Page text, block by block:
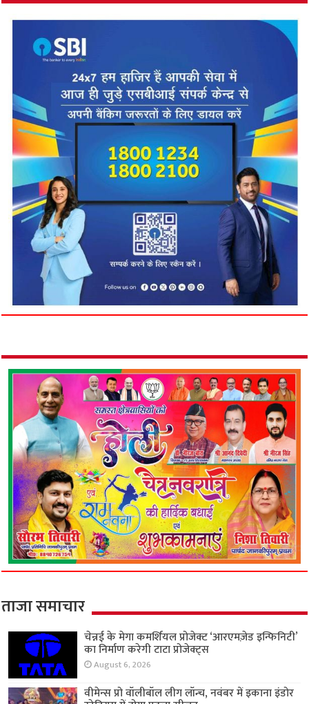
ताजा समाचार
चेन्नई के मेगा कमर्शियल प्रोजेक्ट ‘आरएमज़ेड इन्फिनिटी’
का निर्माण करेगी टाटा प्रोजेक्ट्स
August 6, 2026
वीमेन्स प्रो वॉलीबॉल लीग लॉन्च, नवंबर में इकाना इंडोर